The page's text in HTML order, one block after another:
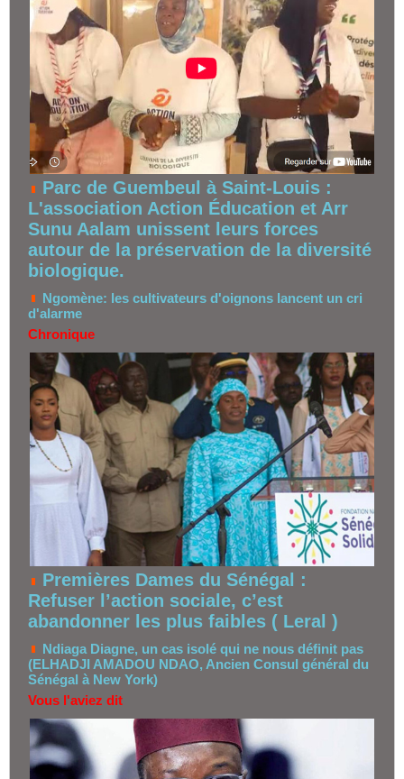
Parc de Guembeul à Saint-Louis :
L'association Action Éducation et Arr
Sunu Aalam unissent leurs forces
autour de la préservation de la diversité
biologique.
Ngomène: les cultivateurs d'oignons lancent un cri
d'alarme
Chronique
Premières Dames du Sénégal :
Refuser l’action sociale, c’est
abandonner les plus faibles ( Leral )
Ndiaga Diagne, un cas isolé qui ne nous définit pas
(ELHADJI AMADOU NDAO, Ancien Consul général du
Sénégal à New York)
Vous l'aviez dit